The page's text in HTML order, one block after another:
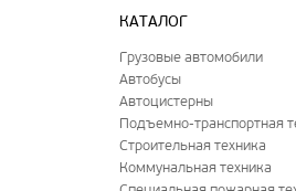
КАТАЛОГ
Грузовые автомобили
Автобусы
Автоцистерны
Подъемно-транспортная
Строительная техника
Коммунальная техника